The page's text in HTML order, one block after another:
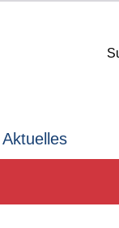
Aktuelles